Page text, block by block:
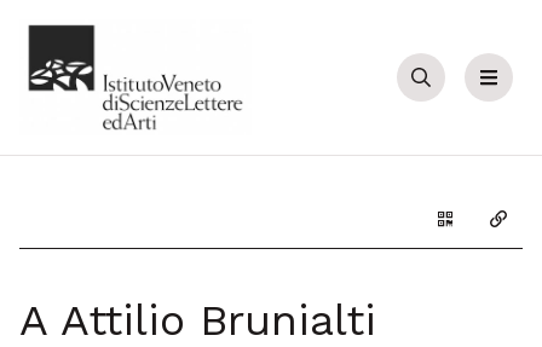
Cerca Menu
Genera il
A Attilio Brunialti